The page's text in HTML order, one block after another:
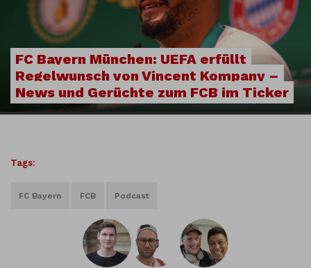
FC Bayern München: UEFA erfüllt
Regelwunsch von Vincent Kompany –
News und Gerüchte zum FCB im Ticker
Tags:
FC Bayern FCB Podcast